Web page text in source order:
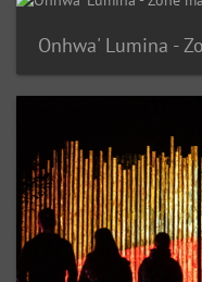
Onhwa' Lumina -